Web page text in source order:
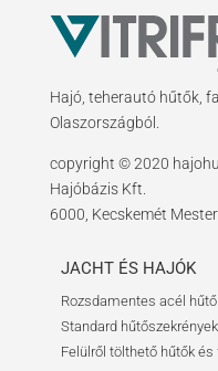
Hajó, teherautó hűtők,
Olaszországból.
copyright © 2020
Hajóbázis Kft.
6000, Kecskemét Mester
JACHT ÉS HAJÓK
Rozsdamentes acél
Standard
Felülről tölthető hűtők és